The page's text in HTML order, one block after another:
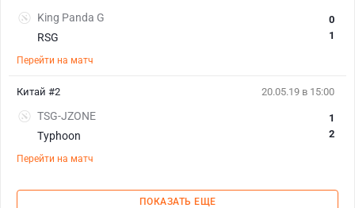
King Panda G
RSG
0
1
Перейти на матч
20.05.19 в 15:00
TSG-JZONE
Typhoon
1
2
Перейти на матч
Китай #2
ПОКАЗАТЬ ЕЩЕ